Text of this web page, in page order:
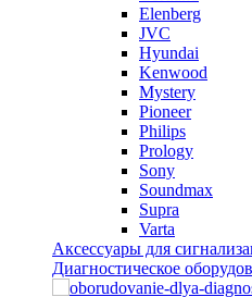
Elenberg
JVC
Hyundai
Kenwood
Mystery
Pioneer
Philips
Prology
Sony
Soundmax
Supra
Varta
Аксессуары для
Диагностическое